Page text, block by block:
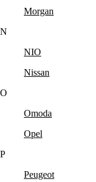
Morgan
N
NIO
Nissan
O
Omoda
Opel
P
Peugeot